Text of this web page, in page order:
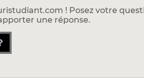
! Posez votre
une réponse.